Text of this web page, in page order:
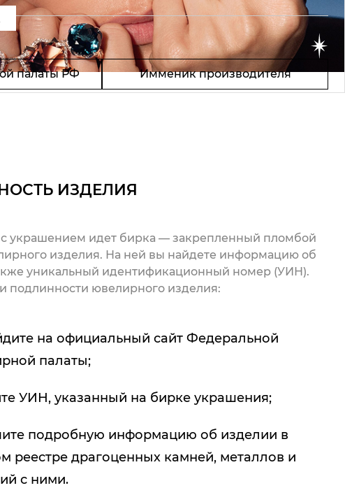
палаты РФ Имменик производителя
ИЗДЕЛИЯ
украшением идет бирка — закрепленный пломбой
изделия. На ней вы найдете информацию об
уникальный идентификационный номер (УИН).
подлинности ювелирного изделия:
на официальный сайт Федеральной
палаты;
УИН, указанный на бирке украшения;
подробную информацию об изделии в
реестре драгоценных камней, металлов и
с ними.